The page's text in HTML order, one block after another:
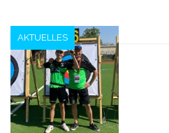
AKTUELLES